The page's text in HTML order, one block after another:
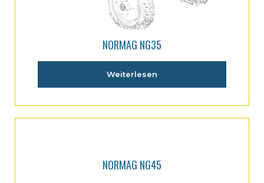
NORMAG NG35
Weiterlesen